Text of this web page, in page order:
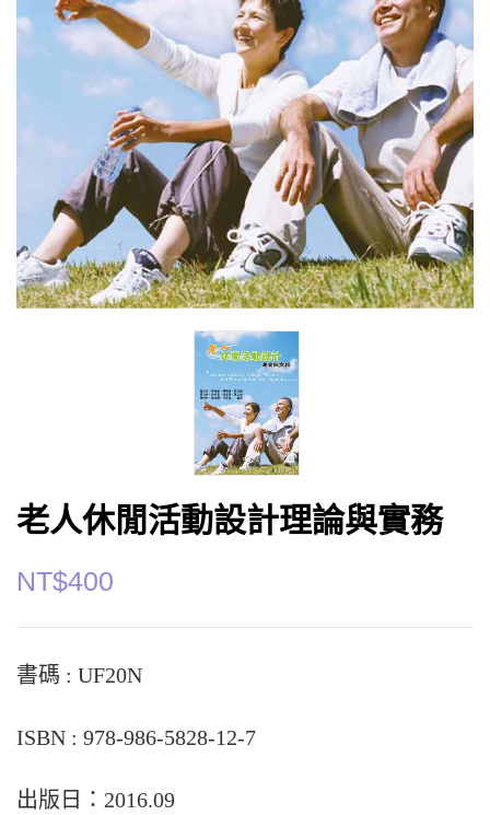
老人休閒活動設計理論與實務
NT$400
書碼 : UF20N
ISBN : 978-986-5828-12-7
出版日：2016.09